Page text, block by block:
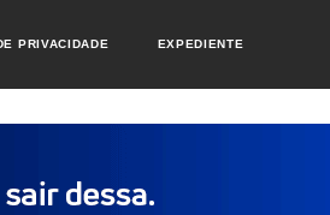
PRIVACIDADE EXPEDIENTE